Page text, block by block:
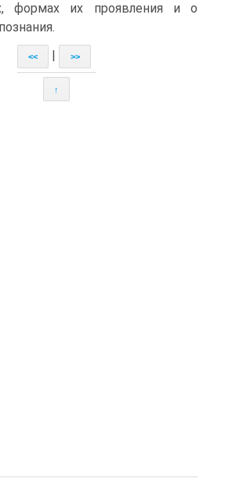
формах их проявления и о
<< >>
↑